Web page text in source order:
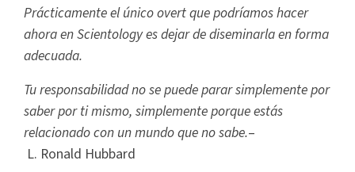
Prácticamente el único overt que podríamos hacer
ahora en Scientology es dejar de diseminarla en forma
adecuada.
Tu responsabilidad no se puede parar simplemente por
saber por ti mismo, simplemente porque estás
relacionado con un mundo que no sabe.–
L. Ronald Hubbard